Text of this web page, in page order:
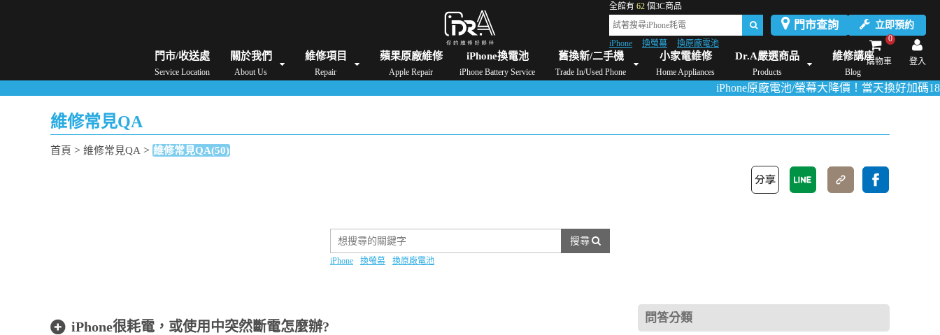
門市查詢 立即預約
全館有 62 個3C商品
iPhone 換螢幕
換原廠電池
登入
0
購物車
門市/收送處
Service Location
關於我們
About Us
維修項目
Repair
蘋果原廠維修
Apple Repair
iPhone換電池
iPhone Battery Service
舊換新/二手機
Trade In/Used Phone
小家電維修
Home Appliances
Dr.A嚴選商品
Products
維修講座
Blog
Android手機維修/價格 MacBook維修/價格 iPad維修/價格 Switch維修/價格 Apple Watch維修/價格 AirPods維修/價格 Dyson維修/價格 Mac Mini維修/價格 iMac維修/價格 Xbox維修/價格 伊萊
iPhone原廠電池/螢幕大降價！當天換好加碼180天保
維修常見QA
首頁 > 維修常見QA > 維修常見QA(50)
搜尋
iPhone 換螢幕 換原廠電池
iPhone很耗電，或使用中突然斷電怎麼辦?
問答分類